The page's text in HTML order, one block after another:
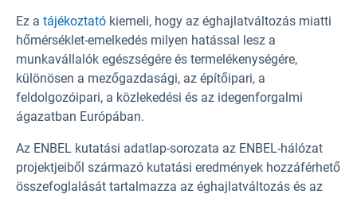
Ez a tájékoztató kiemeli, hogy az éghajlatváltozás miatti
hőmérséklet-emelkedés milyen hatással lesz a
munkavállalók egészségére és termelékenységére,
különösen a mezőgazdasági, az építőipari, a
feldolgozóipari, a közlekedési és az idegenforgalmi
ágazatban Európában.
Az ENBEL kutatási adatlap-sorozata az ENBEL-hálózat
projektjeiből származó kutatási eredmények hozzáférhető
összefoglalását tartalmazza az éghajlatváltozás és az